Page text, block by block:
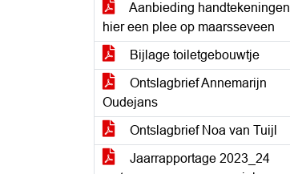
Aanbieding handtekeningen
hier een plee op maarsseveen
Bijlage toiletgebouwtje
Ontslagbrief Annemarijn
Oudejans
Ontslagbrief Noa van Tuijl
Jaarrapportage 2023_24